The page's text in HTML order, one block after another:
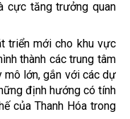
cực tăng trưởng quan
triển mới cho khu vực
thành các trung tâm
mô lớn, gắn với các dự
định hướng có tính
của Thanh Hóa trong